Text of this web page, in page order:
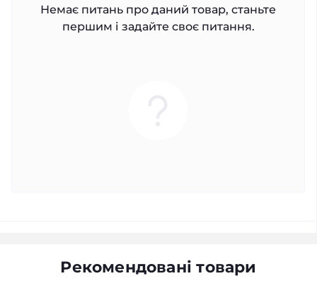
Немає питань про даний товар, станьте
першим і задайте своє питання.
Рекомендовані товари